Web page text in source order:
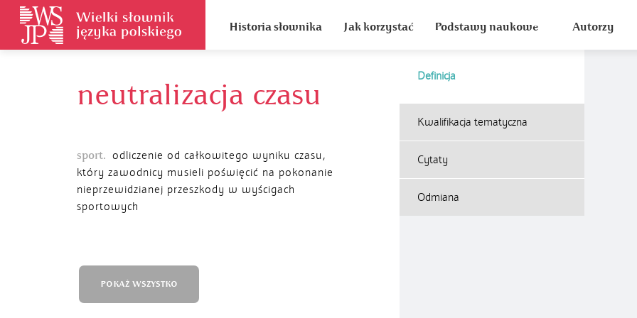
Historia słownika Jak korzystać Podstawy naukowe Autorzy
neutralizacja czasu
Definicja
sport. odliczenie od całkowitego wyniku czasu,
który zawodnicy musieli poświęcić na pokonanie
nieprzewidzianej przeszkody w wyścigach
sportowych
Kwalifikacja tematyczna
Cytaty
Odmiana
POKAŻ WSZYSTKO